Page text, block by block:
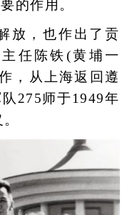
的作用。
，也作出了贡
任陈铁(黄埔一
，从上海返回遵
275师于1949年